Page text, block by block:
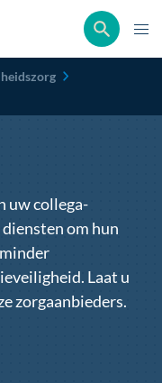
uw collega-
om hun
Laat u
zorgaanbieders.